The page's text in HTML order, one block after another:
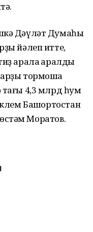
Дәүләт Думаһы
йәлеп итте,
арала ҡаралды
тормошҡа
4,3 млрд һум
Башҡортостан
Моратов.